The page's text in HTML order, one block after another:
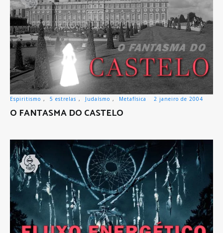
Espiritismo , 5 estrelas , Judaísmo , Metafísica 2 janeiro de 2004
O FANTASMA DO CASTELO